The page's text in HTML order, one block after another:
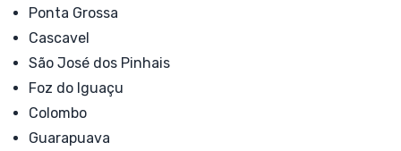
Ponta Grossa
Cascavel
São José dos Pinhais
Foz do Iguaçu
Colombo
Guarapuava